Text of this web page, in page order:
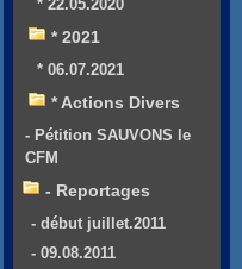
* 22.05.2020
* 2021
* 06.07.2021
* Actions Divers
- Pétition SAUVONS le
CFM
- Reportages
- début juillet.2011
- 09.08.2011